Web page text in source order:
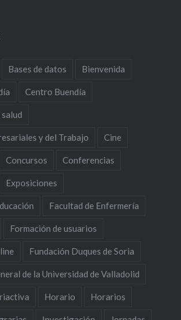
Bases de datos Bienvenida
Centro Buendía
y del Trabajo Cine
Concursos Conferencias
Exposiciones
Facultad de Enfermería
Formación de usuarios
Fundación Duques de Soria
de la Universidad de Valladolid
Horario Horarios